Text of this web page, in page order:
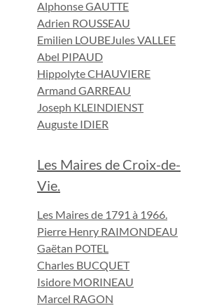
Alphonse GAUTTE
Adrien ROUSSEAU
Emilien LOUBEJules VALLEE
Abel PIPAUD
Hippolyte CHAUVIERE
Armand GARREAU
Joseph KLEINDIENST
Auguste IDIER
Les Maires de Croix-de-
Vie.
Les Maires de 1791 à 1966.
Pierre Henry RAIMONDEAU
Gaëtan POTEL
Charles BUCQUET
Isidore MORINEAU
Marcel RAGON